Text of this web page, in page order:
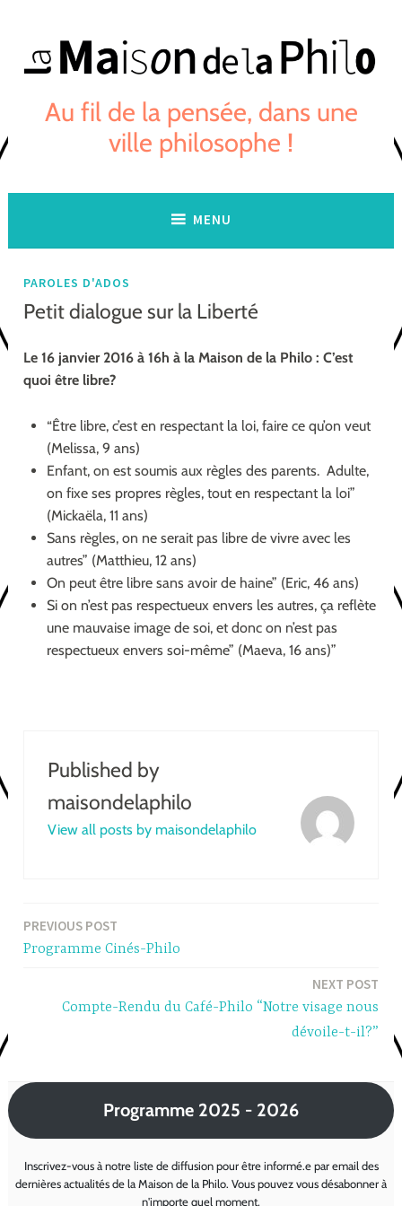
content
Au fil de la pensée, dans une
ville philosophe !
MENU
PAROLES D'ADOS
Petit dialogue sur la Liberté
Le 16 janvier 2016 à 16h à la Maison de la Philo : C’est
quoi être libre?
“Être libre, c’est en respectant la loi, faire ce qu’on veut
(Melissa, 9 ans)
Enfant, on est soumis aux règles des parents. Adulte,
on fixe ses propres règles, tout en respectant la loi”
(Mickaëla, 11 ans)
Sans règles, on ne serait pas libre de vivre avec les
autres” (Matthieu, 12 ans)
On peut être libre sans avoir de haine” (Eric, 46 ans)
Si on n’est pas respectueux envers les autres, ça reflète
une mauvaise image de soi, et donc on n’est pas
respectueux envers soi-même” (Maeva, 16 ans)”
Published by
maisondelaphilo
View all posts by maisondelaphilo
Post
navigation
PREVIOUS POST
Programme Cinés-Philo
NEXT POST
Compte-Rendu du Café-Philo “Notre visage nous
dévoile-t-il?”
Programme 2025 - 2026
Inscrivez-vous à notre liste de diffusion pour être informé.e par email des
dernières actualités de la Maison de la Philo. Vous pouvez vous désabonner à
n'importe quel moment.